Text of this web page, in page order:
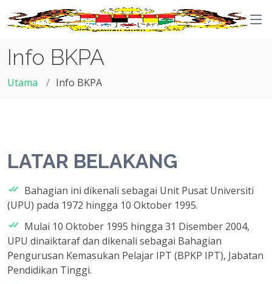
Info BKPA
Utama Info BKPA
LATAR BELAKANG
Bahagian ini dikenali sebagai Unit Pusat Universiti
(UPU) pada 1972 hingga 10 Oktober 1995.
Mulai 10 Oktober 1995 hingga 31 Disember 2004,
UPU dinaiktaraf dan dikenali sebagai Bahagian
Pengurusan Kemasukan Pelajar IPT (BPKP IPT), Jabatan
Pendidikan Tinggi.